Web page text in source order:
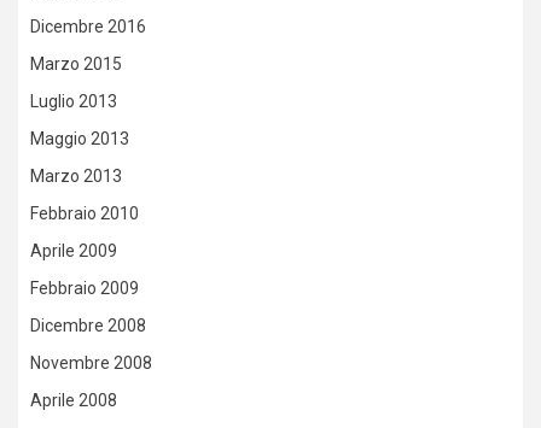
Dicembre 2016
Marzo 2015
Luglio 2013
Maggio 2013
Marzo 2013
Febbraio 2010
Aprile 2009
Febbraio 2009
Dicembre 2008
Novembre 2008
Aprile 2008